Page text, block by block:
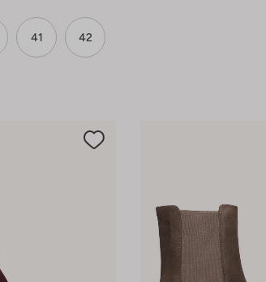
41 42